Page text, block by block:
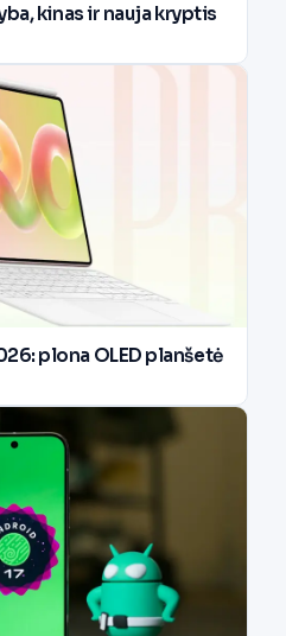
kinas ir nauja kryptis
plona OLED planšetė